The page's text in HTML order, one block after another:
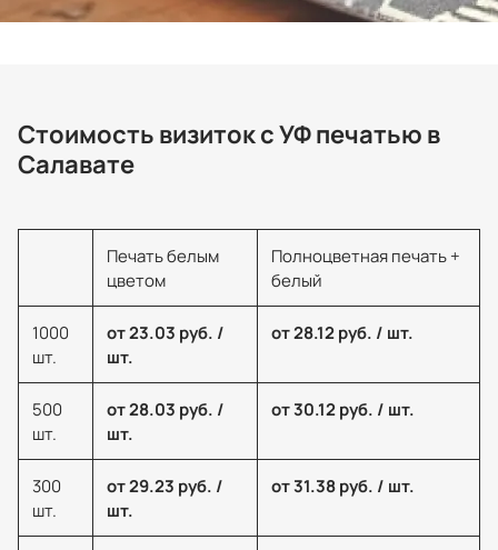
Стоимость визиток с УФ печатью в
Салавате
Печать белым
цветом
Полноцветная печать +
белый
1000
шт.
от 23.03 руб. /
шт.
от 28.12 руб. / шт.
500
шт.
от 28.03 руб. /
шт.
от 30.12 руб. / шт.
300
шт.
от 29.23 руб. /
шт.
от 31.38 руб. / шт.